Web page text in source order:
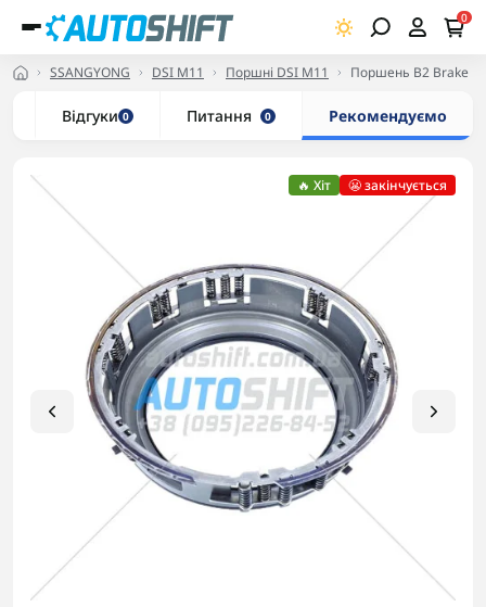
0
SSANGYONG DSI M11 Поршні DSI M11 Поршень B2 Brake в
Відгуки 0 Питання 0 Рекомендуємо
🔥 Хіт 😬 закінчується